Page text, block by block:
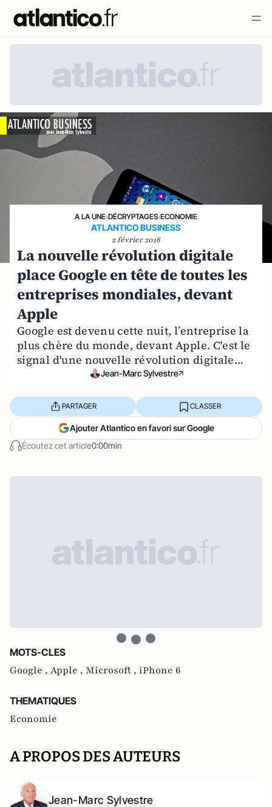
A LA UNE›DÉCRYPTAGES›ECONOMIE
ATLANTICO BUSINESS
2 février 2016
La nouvelle révolution digitale
place Google en tête de toutes les
entreprises mondiales, devant
Apple
Google est devenu cette nuit, l’entreprise la
plus chère du monde, devant Apple. C'est le
signal d'une nouvelle révolution digitale…
Jean-Marc Sylvestre
Écoutez cet article0:00min
PARTAGER CLASSER
Ajouter Atlantico en favori sur Google
MOTS-CLES
Google , Apple , Microsoft , iPhone 6
THEMATIQUES
Economie
A PROPOS DES AUTEURS
Jean-Marc Sylvestre